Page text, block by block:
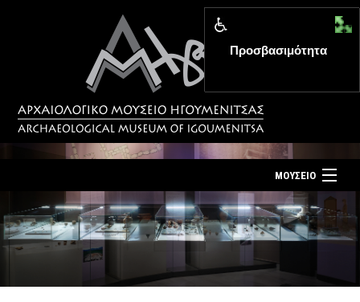
Αρχική σελίδα
Επικοινωνία
ΜΟΥΣΕΙΟ
ΤΟ ΜΟΥΣΕΙΟ
ΕΚΘΕΣΕΙΣ
Προσβασιμότητα